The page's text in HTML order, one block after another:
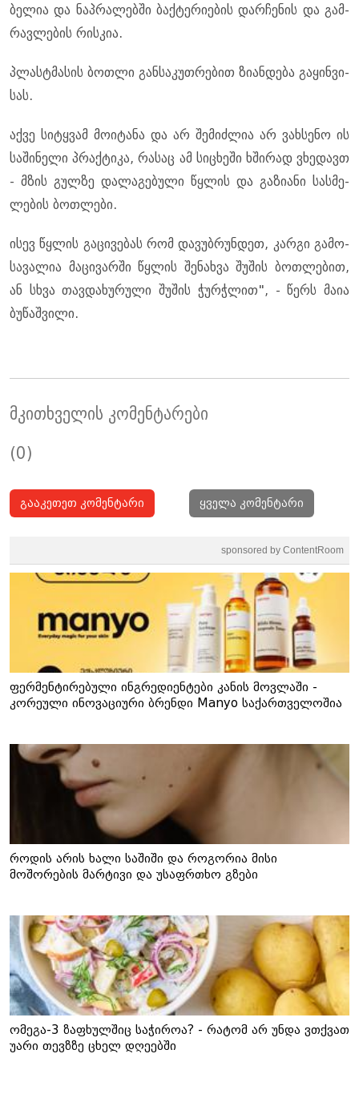
ბე­ლია და ნაპ­რა­ლებ­ში ბაქ­ტე­რი­ე­ბის დარ­ჩე­ნის და გამ­
რავ­ლე­ბის რის­კია.
პლასტმა­სის ბოთ­ლი გან­სა­კუთ­რე­ბით ზი­ან­დე­ბა გა­ყინ­ვი­
სას.
აქვე სი­ტყვამ მო­ი­ტა­ნა და არ შე­მიძ­ლია არ ვახ­სე­ნო ის
სა­ში­ნე­ლი პრაქ­ტი­კა, რა­საც ამ სი­ცხე­ში ხში­რად ვხე­დავთ
- მზის გულ­ზე და­ლა­გე­ბუ­ლი წყლის და გა­ზი­ა­ნი სას­მე­
ლე­ბის ბოთ­ლე­ბი.
ისევ წყლის გა­ცი­ვე­ბას რომ და­ვუბ­რუნ­დეთ, კარ­გი გა­მო­
სა­ვა­ლია მა­ცი­ვარ­ში წყლის შე­ნახ­ვა შუ­შის ბოთ­ლე­ბით,
ან სხვა თავ­და­ხუ­რუ­ლი შუ­შის ჭურ­ჭლით", - წერს მაია
ბუ­წაშ­ვი­ლი.
მკითხველის კომენტარები
(0)
გააკეთეთ კომენტარი ყველა კომენტარი
sponsored by ContentRoom
ფერმენტირებული ინგრედიენტები კანის მოვლაში -
კორეული ინოვაციური ბრენდი Manyo საქართველოშია
როდის არის ხალი საშიში და როგორია მისი
მოშორების მარტივი და უსაფრთხო გზები
ომეგა-3 ზაფხულშიც საჭიროა? - რატომ არ უნდა ვთქვათ
უარი თევზზე ცხელ დღეებში